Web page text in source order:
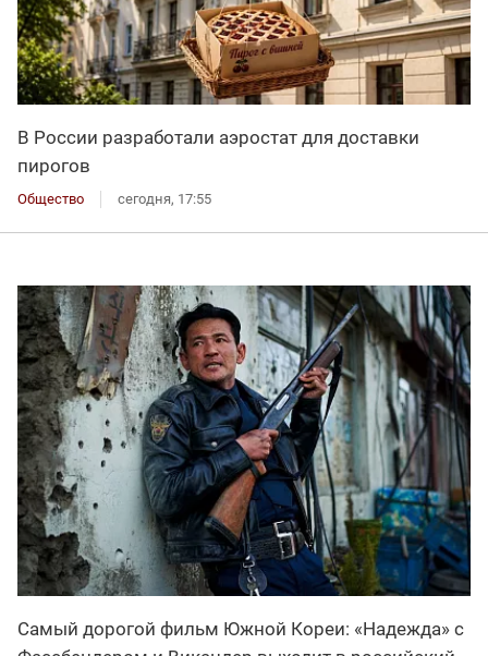
В России разработали аэростат для доставки
пирогов
Общество сегодня, 17:55
Самый дорогой фильм Южной Кореи: «Надежда» с